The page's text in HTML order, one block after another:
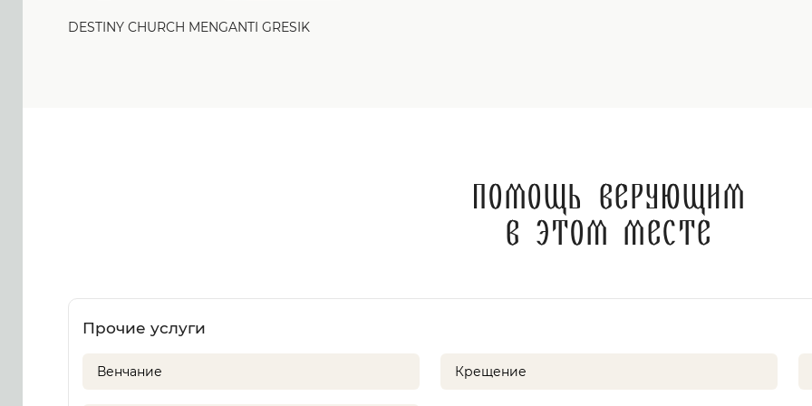
DESTINY CHURCH MENGANTI GRESIK
Помощь верующим
в этом месте
Прочие услуги
Венчание Крещение